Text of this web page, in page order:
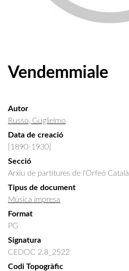
Vendemmiale
Autor
Russo, Guglielmo
Data de creació
[1890-1930]
Secció
Arxiu de partitures de l'Orfeó Català
Tipus de document
Música impresa
Format
PG
Signatura
CEDOC 2.8_2522
Codi Topogràfic